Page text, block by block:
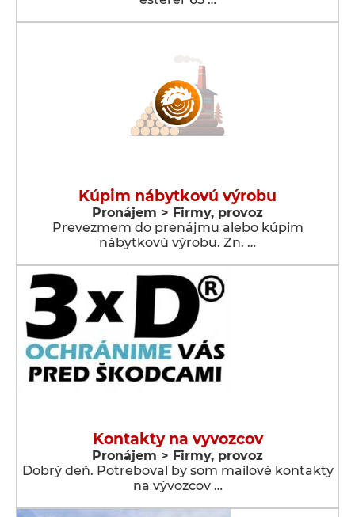
Kúpim nábytkovú výrobu
Pronájem > Firmy, provoz
Prevezmem do prenájmu alebo kúpim
nábytkovú výrobu. Zn. …
Kontakty na vyvozcov
Pronájem > Firmy, provoz
Dobrý deň. Potreboval by som mailové kontakty
na vývozcov …